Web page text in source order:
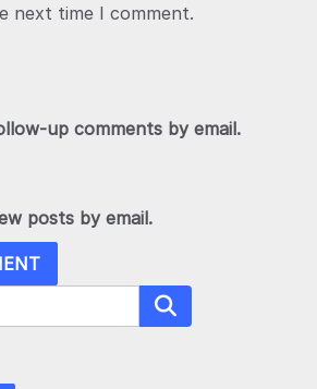
next time I comment.
up comments by email.
posts by email.
Search